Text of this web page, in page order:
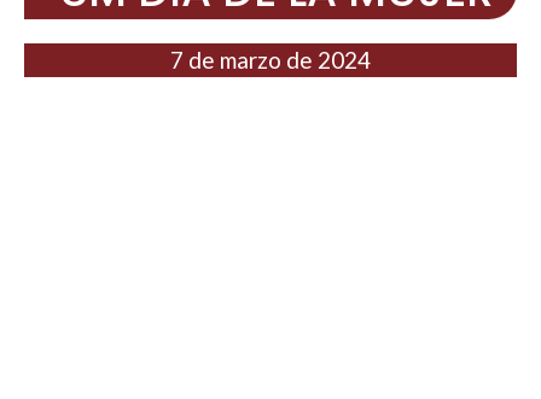
7 de marzo de 2024